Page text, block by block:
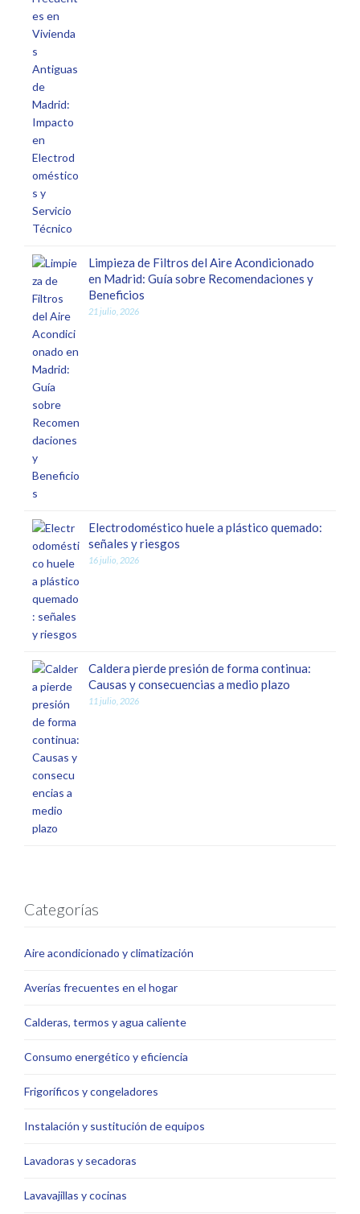
Limpieza de Filtros del Aire Acondicionado
en Madrid: Guía sobre Recomendaciones y
Beneficios
21 julio, 2026
Electrodoméstico huele a plástico quemado:
señales y riesgos
16 julio, 2026
Caldera pierde presión de forma continua:
Causas y consecuencias a medio plazo
11 julio, 2026
Categorías
Aire acondicionado y climatización
Averías frecuentes en el hogar
Calderas, termos y agua caliente
Consumo energético y eficiencia
Frigoríficos y congeladores
Instalación y sustitución de equipos
Lavadoras y secadoras
Lavavajillas y cocinas